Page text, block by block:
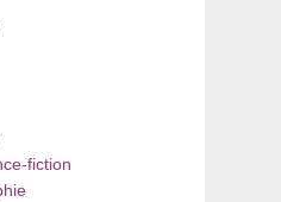
fiction